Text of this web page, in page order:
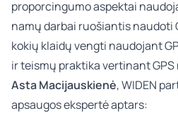
proporcingumo aspektai
namų darbai ruošiantis naudoti
kokių klaidų vengti naudojant
ir teismų praktika vertinant
Asta Macijauskienė, WIDEN
apsaugos ekspertėaptars: